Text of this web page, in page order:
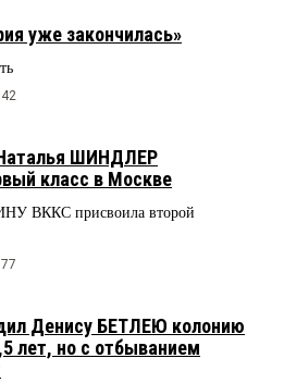
уже закончилась»
ШИНДЛЕР
класс в Москве
ВККС присвоила второй
Денису БЕТЛЕЮ колонию
лет, но с отбыванием